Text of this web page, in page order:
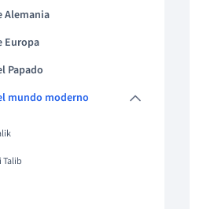
Alemania
Europa
Papado
mundo moderno
Talib